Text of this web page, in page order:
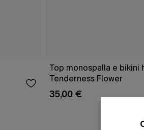
Top monospalla e bikini
Tenderness Flower
35,00 €